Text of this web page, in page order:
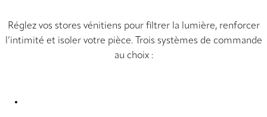
Réglez vos stores vénitiens pour filtrer la lumière, renforcer
l’intimité et isoler votre pièce. Trois systèmes de commande
au choix :